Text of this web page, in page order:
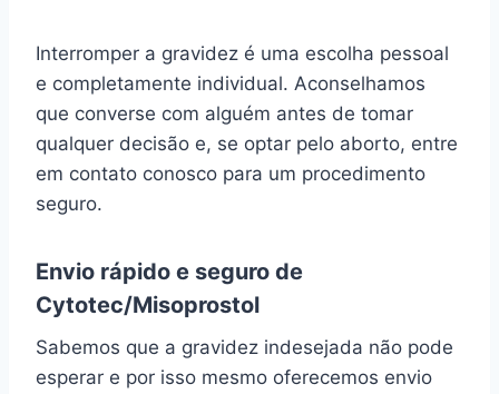
Interromper a gravidez é uma escolha pessoal
e completamente individual. Aconselhamos
que converse com alguém antes de tomar
qualquer decisão e, se optar pelo aborto, entre
em contato conosco para um procedimento
seguro.
Envio rápido e seguro de
Cytotec/Misoprostol
Sabemos que a gravidez indesejada não pode
esperar e por isso mesmo oferecemos envio